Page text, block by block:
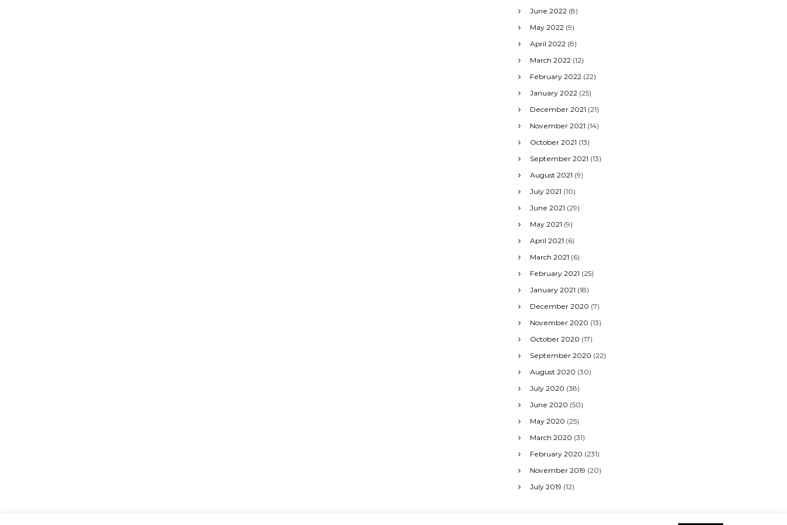
June 2022 (8)
May 2022 (9)
April 2022 (8)
March 2022 (12)
February 2022 (22)
January 2022 (25)
December 2021 (21)
November 2021 (14)
October 2021 (13)
September 2021 (13)
August 2021 (9)
July 2021 (10)
June 2021 (29)
May 2021 (9)
April 2021 (6)
March 2021 (6)
February 2021 (25)
January 2021 (18)
December 2020 (7)
November 2020 (13)
October 2020 (17)
September 2020 (22)
August 2020 (30)
July 2020 (38)
June 2020 (50)
May 2020 (25)
March 2020 (31)
February 2020 (231)
November 2019 (20)
July 2019 (12)